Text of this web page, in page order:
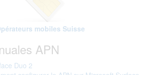
mobiles Suisse
APN
Duo 2